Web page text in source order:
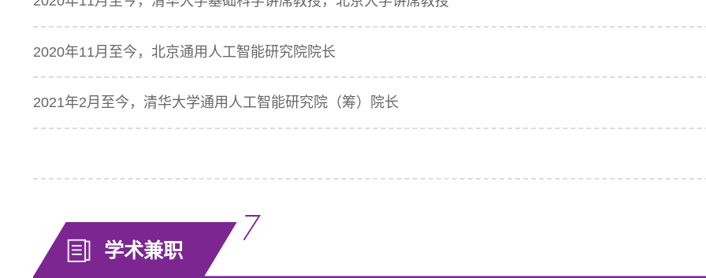
2020年11月至今，北京通用人工智能研究院院长
2021年2月至今，清华大学通用人工智能研究院（筹）院长
学术兼职